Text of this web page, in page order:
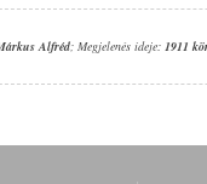
Alfréd; Megjelenés ideje: 1911